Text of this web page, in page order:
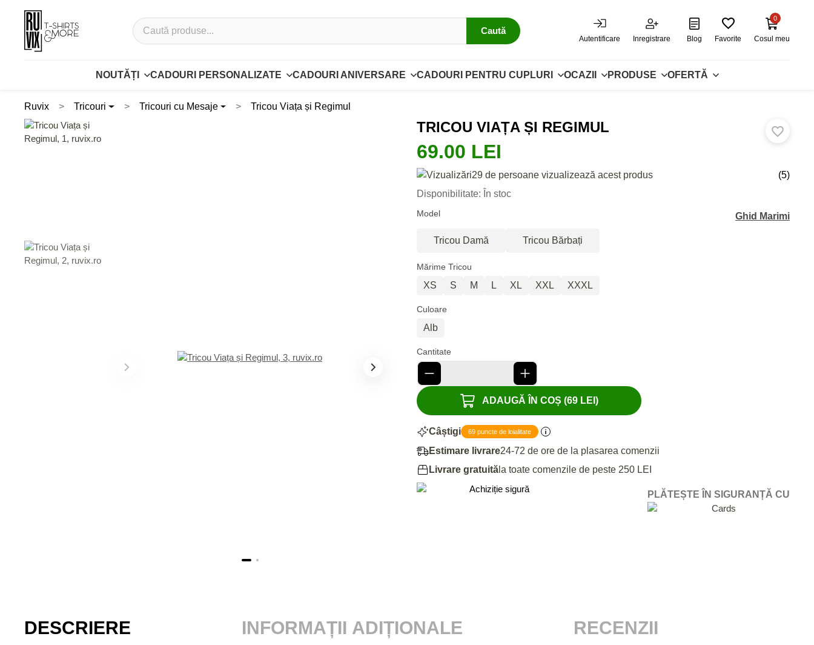
Caută
Autentificare Inregistrare Blog Favorite Cosul meu
0
NOUTĂȚI CADOURI PERSONALIZATE CADOURI ANIVERSARE CADOURI PENTRU CUPLURI OCAZII PRODUSE OFERTĂ
Ruvix Tricouri Tricouri cu Mesaje Tricou Viața și Regimul
TRICOU VIAȚA ȘI REGIMUL
69.00 LEI
29 de persoane vizualizează acest produs
(5)
Disponibilitate: În stoc
Model Ghid Marimi
Tricou Damă Tricou Bărbați
Mărime Tricou
XS S M L XL XXL XXXL
Culoare
Alb
Cantitate
ADAUGĂ ÎN COȘ (69 LEI)
Câștigi 69 puncte de loialitate
Estimare livrare24-72 de ore de la plasarea comenzii
Livrare gratuită la toate comenzile de peste 250 LEI
PLĂTEȘTE ÎN SIGURANȚĂ CU
DESCRIERE INFORMAȚII ADIȚIONALE RECENZII